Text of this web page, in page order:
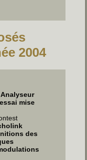
2004
Analyseur
mise
des